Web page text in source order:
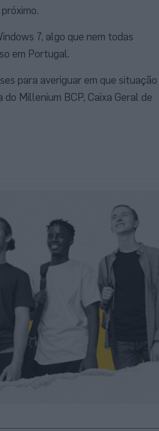
7, algo que nem todas
em Portugal.
para averiguar em que situação
Millenium BCP, Caixa Geral de